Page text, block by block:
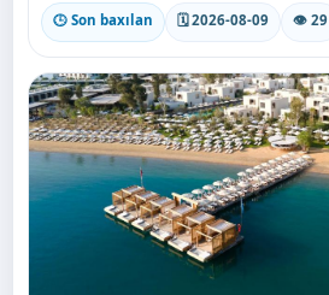
🕒 Son baxılan 🗓 2026-08-09 👁 29